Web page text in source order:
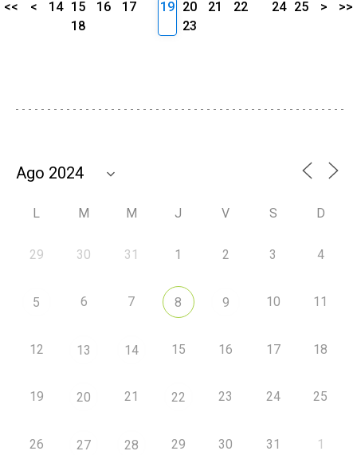
<< < 14 15 16
17
18
19 20 21
22
23
24 25 > >>
L M M J V S D
29 30 31 1 2 3 4
5 6 7 8 9 10 11
12 13 14 15 16 17 18
19 20 21 22 23 24 25
26 27 28 29 30 31 1